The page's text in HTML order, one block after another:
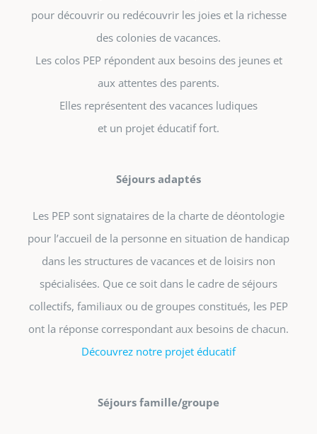
pour découvrir ou redécouvrir les joies et la richesse
des colonies de vacances.
Les colos PEP répondent aux besoins des jeunes et
aux attentes des parents.
Elles représentent des vacances ludiques
et un projet éducatif fort.
Séjours adaptés
Les PEP sont signataires de la charte de déontologie
pour l’accueil de la personne en situation de handicap
dans les structures de vacances et de loisirs non
spécialisées. Que ce soit dans le cadre de séjours
collectifs, familiaux ou de groupes constitués, les PEP
ont la réponse correspondant aux besoins de chacun.
Découvrez notre projet éducatif
Séjours famille/groupe